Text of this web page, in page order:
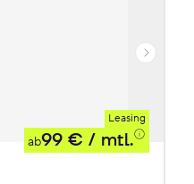
Leasing
ab99 € / mtl.